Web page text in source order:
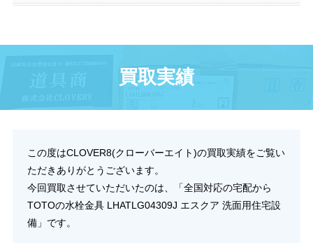
買取実績
この度はCLOVER8(クローバーエイト)の買取実績をご覧い
ただきありがとうございます。
今回買取させていただいたのは、「全国対応の宅配から
TOTOの水栓金具 LHATLG04309J エスクア 洗面用住宅設
備」です。